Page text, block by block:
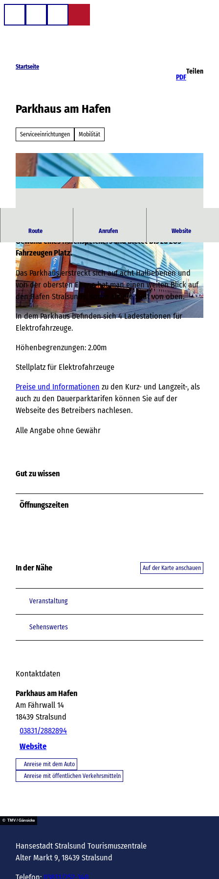
Startseite
PDF
Teilen
Parkhaus am Hafen
Serviceeinrichtungen Mobilität
© Tourismuszentrale Stralsund, TZ HST | CC-BY-NC-SA
Route Anrufen Website
Das mehrstöckige Parkhaus am Hafen, präsentiert sich im
Gewand eines Hafenspeichers und bietet bis zu 285
Fahrzeugen Platz.
Das Parkhaus erstreckt sich auf acht Halbebenen und
von der obersten Ebene hat man einen weiten Blick auf
den Hafen Stralsunds, sowie auf die Sadt von oben.
In dem Parkhaus befinden sich 4 Ladestationen für
Elektrofahrzeuge.
Höhenbegrenzungen: 2.00m
Stellplatz für Elektrofahrzeuge
Preise und Informationen zu den Kurz- und Langzeit-, als
auch zu den Dauerparktarifen können Sie auf der
Webseite des Betreibers nachlesen.
Alle Angabe ohne Gewähr
Gut zu wissen
Öffnungszeiten
In der Nähe Auf der Karte anschauen
Veranstaltung
Sehenswertes
Kontaktdaten
Parkhaus am Hafen
Am Fährwall 14
18439 Stralsund
03831/2882894
Website
Anreise mit dem Auto
Anreise mit öffentlichen Verkehrsmitteln
© TMV / Gänsicke
Hansestadt Stralsund Tourismuszentrale
Alter Markt 9, 18439 Stralsund